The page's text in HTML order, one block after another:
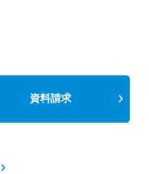
資料請求